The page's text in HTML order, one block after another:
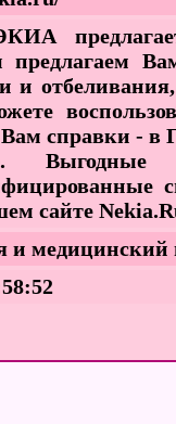
и
справки -
сайте
и